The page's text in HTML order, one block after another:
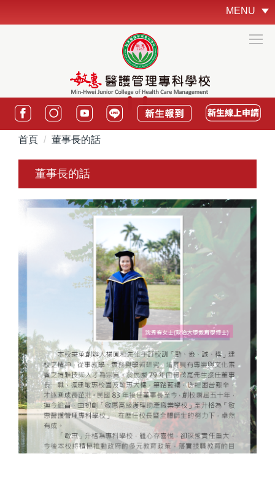
到
區
MENU
:::
首頁 董事長的話
董事長的話